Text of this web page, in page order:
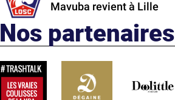
Mavuba revient à Lille
Nos partenaires